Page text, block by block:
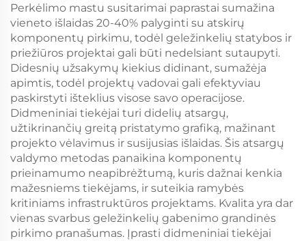
Perkėlimo mastu susitarimai paprastai sumažina
vieneto išlaidas 20-40% palyginti su atskirų
komponentų pirkimu, todėl geležinkelių statybos ir
priežiūros projektai gali būti nedelsiant sutaupyti.
Didesnių užsakymų kiekius didinant, sumažėja
apimtis, todėl projektų vadovai gali efektyviau
paskirstyti išteklius visose savo operacijose.
Didmeniniai tiekėjai turi didelių atsargų,
užtikrinančių greitą pristatymo grafiką, mažinant
projekto vėlavimus ir susijusias išlaidas. Šis atsargų
valdymo metodas panaikina komponentų
prieinamumo neapibrėžtumą, kuris dažnai kenkia
mažesniems tiekėjams, ir suteikia ramybės
kritiniams infrastruktūros projektams. Kvalita yra dar
vienas svarbus geležinkelių gabenimo grandinės
pirkimo pranašumas. Įprasti didmeniniai tiekėjai